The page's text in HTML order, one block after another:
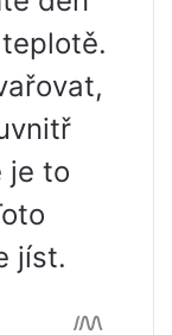
je to
jíst.